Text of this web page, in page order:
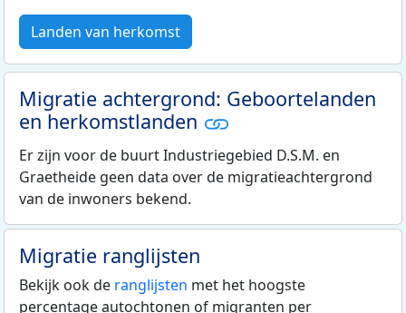
Landen van herkomst
Migratie achtergrond: Geboortelanden
en herkomstlanden
Er zijn voor de buurt Industriegebied D.S.M. en
Graetheide geen data over de migratieachtergrond
van de inwoners bekend.
Migratie ranglijsten
Bekijk ook de ranglijsten met het hoogste
percentage autochtonen of migranten per